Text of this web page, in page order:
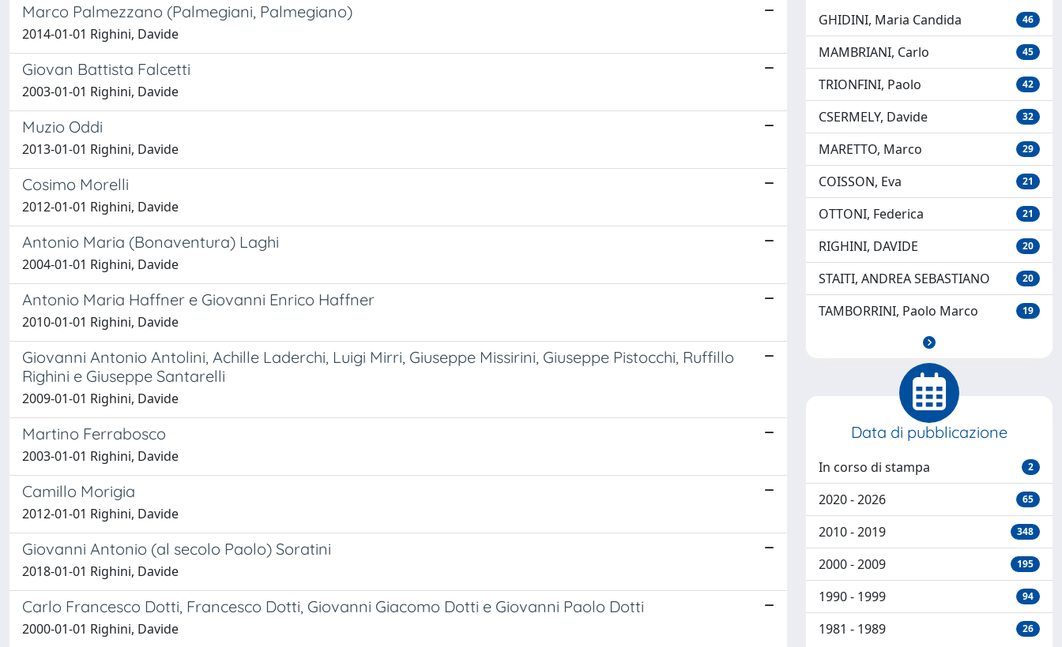
Marco Palmezzano (Palmegiani, Palmegiano)
2014-01-01 Righini, Davide
Giovan Battista Falcetti
2003-01-01 Righini, Davide
Muzio Oddi
2013-01-01 Righini, Davide
Cosimo Morelli
2012-01-01 Righini, Davide
Antonio Maria (Bonaventura) Laghi
2004-01-01 Righini, Davide
Antonio Maria Haffner e Giovanni Enrico Haffner
2010-01-01 Righini, Davide
Giovanni Antonio Antolini, Achille Laderchi, Luigi Mirri, Giuseppe Missirini, Giuseppe Pistocchi, Ruffillo
Righini e Giuseppe Santarelli
2009-01-01 Righini, Davide
Martino Ferrabosco
2003-01-01 Righini, Davide
Camillo Morigia
2012-01-01 Righini, Davide
Giovanni Antonio (al secolo Paolo) Soratini
2018-01-01 Righini, Davide
Carlo Francesco Dotti, Francesco Dotti, Giovanni Giacomo Dotti e Giovanni Paolo Dotti
2000-01-01 Righini, Davide
GHIDINI, Maria Candida 46
MAMBRIANI, Carlo 45
TRIONFINI, Paolo 42
CSERMELY, Davide 32
MARETTO, Marco 29
COISSON, Eva 21
OTTONI, Federica 21
RIGHINI, DAVIDE 20
STAITI, ANDREA SEBASTIANO 20
TAMBORRINI, Paolo Marco 19
Data di pubblicazione
In corso di stampa 2
2020 - 2026 65
2010 - 2019 348
2000 - 2009 195
1990 - 1999 94
1981 - 1989 26